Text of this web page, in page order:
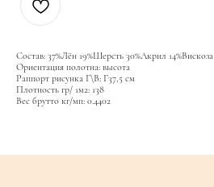
Состав: 37%Лён 19%Шерсть 30%Акрил 14%Вискоза
Ориентация полотна: высота
Раппорт рисунка Г\В: Г37,5 см
Плотность гр/ 1м2: 138
Вес брутто кг/мп: 0.4402